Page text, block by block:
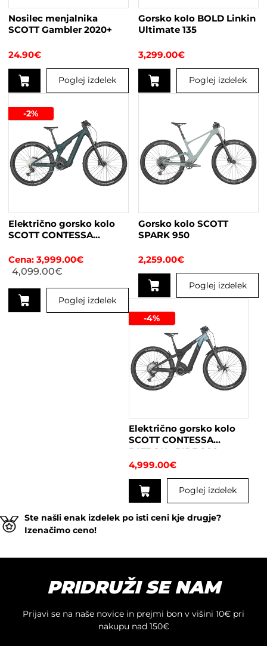
Nosilec menjalnika
SCOTT Gambler 2020+
24.90€
Poglej izdelek
Gorsko kolo BOLD Linkin
Ultimate 135
3,299.00€
Poglej izdelek
različic.
Možnosti
lahko
izberete
strani
izdelka
-2%
Električno gorsko kolo
SCOTT CONTESSA
žensko3,999.00€
4,099.00€
Poglej izdelek
Gorsko kolo SCOTT
SPARK 950
2,259.00€
Poglej izdelek
izdelek
ima
različic.
Možnosti
lahko
izberete
strani
izdelka
-4%
Električno gorsko kolo
SCOTT CONTESSA
PATRON eRIDE 900
žensko
4,999.00€
Poglej izdelek
izdelek
različic.
lahko
izberete
na
strani
Ste našli enak izdelek po isti ceni kje drugje?
Izenačimo ceno!
PRIDRUŽI SE NAM
Prijavi se na naše novice in prejmi bon v višini 10€ pri
nakupu nad 150€